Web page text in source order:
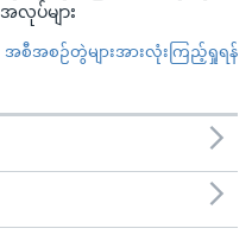
အလုပ်များ
အစီအစဉ်တွဲများအားလုံးကြည့်ရှုရန်